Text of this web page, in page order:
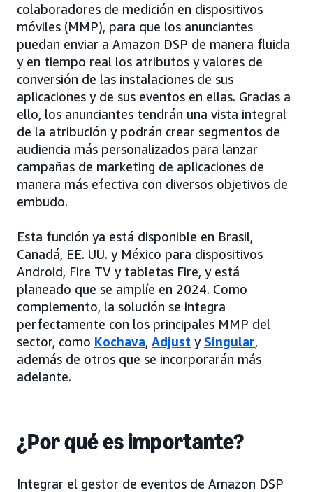
colaboradores de medición en dispositivos
móviles (MMP), para que los anunciantes
puedan enviar a Amazon DSP de manera fluida
y en tiempo real los atributos y valores de
conversión de las instalaciones de sus
aplicaciones y de sus eventos en ellas. Gracias a
ello, los anunciantes tendrán una vista integral
de la atribución y podrán crear segmentos de
audiencia más personalizados para lanzar
campañas de marketing de aplicaciones de
manera más efectiva con diversos objetivos de
embudo.
Esta función ya está disponible en Brasil,
Canadá, EE. UU. y México para dispositivos
Android, Fire TV y tabletas Fire, y está
planeado que se amplíe en 2024. Como
complemento, la solución se integra
perfectamente con los principales MMP del
sector, como Kochava, Adjust y Singular,
además de otros que se incorporarán más
adelante.
¿Por qué es importante?
Integrar el gestor de eventos de Amazon DSP